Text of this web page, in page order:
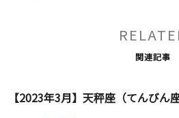
関連記事
【2023年3月】天秤座（てんびん